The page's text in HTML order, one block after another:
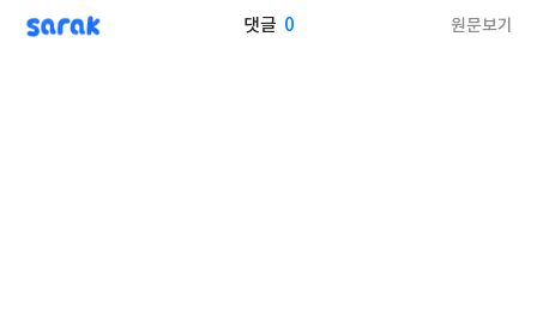
sarak 댓글 0 원문보기